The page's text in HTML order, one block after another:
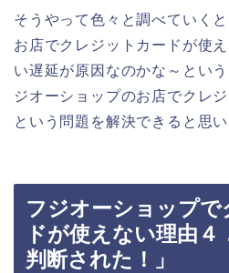
そうやって色々と調べていく
お店でクレジットカードが使
い遅延が原因なのかな～とい
ジオーショップのお店でクレ
という問題を解決できると思い
フジオーショップ
ドが使えない理由４
判断された！」